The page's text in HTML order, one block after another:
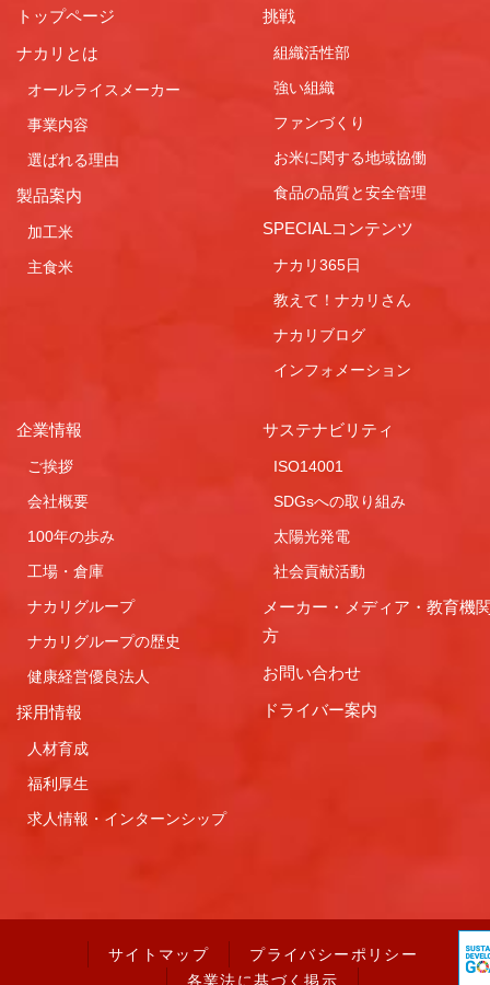
トップページ
ナカリとは
オールライスメーカー
事業内容
選ばれる理由
製品案内
加工米
主食米
挑戦
組織活性部
強い組織
ファンづくり
お米に関する地域協働
食品の品質と安全管理
SPECIALコンテンツ
ナカリ365日
教えて！ナカリさん
ナカリブログ
インフォメーション
企業情報
ご挨拶
会社概要
100年の歩み
工場・倉庫
ナカリグループ
ナカリグループの歴史
健康経営優良法人
採用情報
人材育成
福利厚生
求人情報・インターンシップ
サステナビリティ
ISO14001
SDGsへの取り組み
太陽光発電
社会貢献活動
メーカー・メディア・教育機
方
お問い合わせ
ドライバー案内
サイトマップ
プライバシーポリシー
各業法に基づく掲示